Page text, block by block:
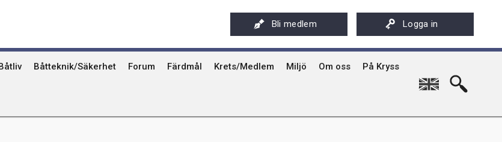
Bli medlem Logga in
Toalettavfall och sjömackar
Båtteknik/Säkerhet Forum Färdmål
Stockholms skärgård
Krets/Medlem
Uthyrning av Kryssarklubbens IF-båtar och kajaker
Miljö Om oss
Svenska Kryssarklubben 100 år
På Kryss
På Kryss historia
Kryssarklubbens nyhetsbrev
English